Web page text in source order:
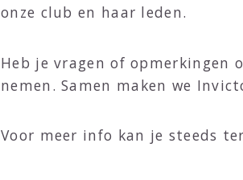
onze club en haar leden.
Heb je vragen of opmerkingen
nemen. Samen maken we
Voor meer info kan je steeds